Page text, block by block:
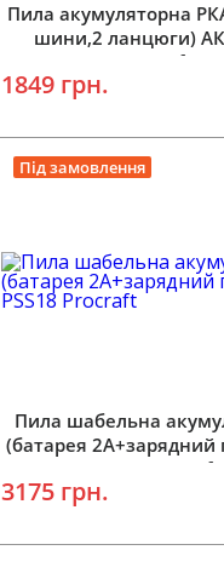
Додати у
Пила акумуляторна
шини,2 ланцюги)
Procraft
1849 грн.
Під замовлення
Пила шабельна
(батарея 2А+зарядний
PSS18 Procraft
3175 грн.